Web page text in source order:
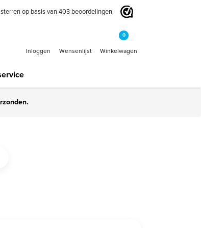
sterren op basis van 403 beoordelingen
Inloggen Wensenlijst
0
Winkelwagen